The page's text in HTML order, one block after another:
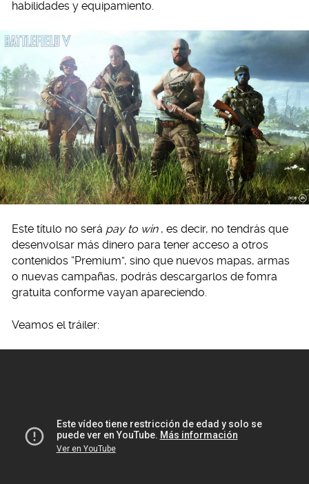
habilidades y equipamiento.
Este título no será pay to win , es decir, no tendrás que
desenvolsar más dinero para tener acceso a otros
contenidos “Premium”, sino que nuevos mapas, armas
o nuevas campañas, podrás descargarlos de fomra
gratuita conforme vayan apareciendo.
Veamos el tráiler: